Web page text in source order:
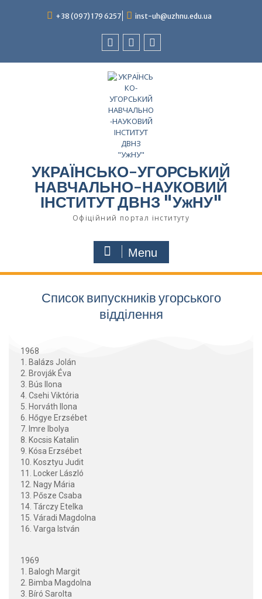
+38 (097) 179 6257 inst-uh@uzhnu.edu.ua
УКРАЇНСЬКО-УГОРСЬКИЙ
НАВЧАЛЬНО-НАУКОВИЙ
ІНСТИТУТ ДВНЗ "УжНУ"
Офіційний портал інституту
Menu
Список випускників угорського
відділення
1968
1. Balázs Jolán
2. Brovják Éva
3. Bús Ilona
4. Csehi Viktória
5. Horváth Ilona
6. Hőgye Erzsébet
7. Imre Ibolya
8. Kocsis Katalin
9. Kósa Erzsébet
10. Kosztyu Judit
11. Locker László
12. Nagy Mária
13. Pősze Csaba
14. Tárczy Etelka
15. Váradi Magdolna
16. Varga István
1969
1. Balogh Margit
2. Bimba Magdolna
3. Bíró Sarolta